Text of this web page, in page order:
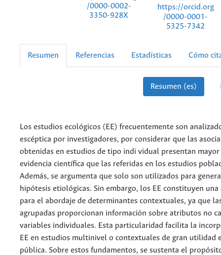
/0000-0002-
3350-928X
https://orcid.org
/0000-0001-
5325-7342
Resumen Referencias Estadísticas Cómo
Resumen (es)
Los estudios ecológicos (EE) frecuentemente son
escéptica por investigadores, por considerar que las
obtenidas en estudios de tipo indi vidual presentan
evidencia científica que las referidas en los estudios
Además, se argumenta que solo son utilizados para
hipótesis etiológicas. Sin embargo, los EE constituyen
para el abordaje de determinantes contextuales, ya que
agrupadas proporcionan información sobre atributos no
variables individuales. Esta particularidad facilita la
EE en estudios multinivel o contextuales de gran utilidad
pública. Sobre estos fundamentos, se sustenta el